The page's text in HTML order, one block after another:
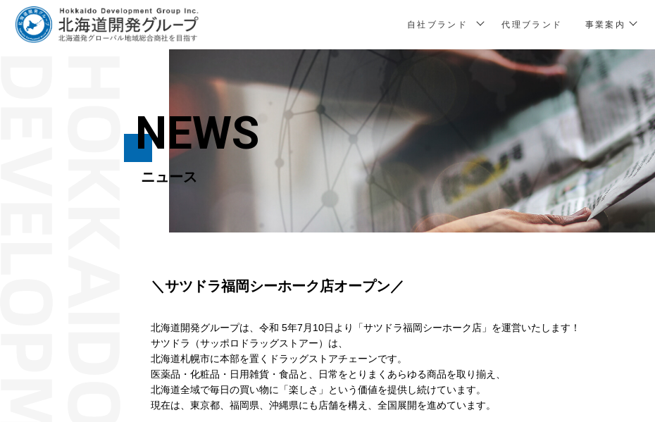
自社ブランド 代理ブランド 事業案内
NEWS
ニュース
＼サツドラ福岡シーホーク店オープン／
北海道開発グループは、令和 5年7月10日より「サツドラ福岡シーホーク店」を運営いたします！
サツドラ（サッポロドラッグストアー）は、
北海道札幌市に本部を置くドラッグストアチェーンです。
医薬品・化粧品・日用雑貨・食品と、日常をとりまくあらゆる商品を取り揃え、
北海道全域で毎日の買い物に「楽しさ」という価値を提供し続けています。
現在は、東京都、福岡県、沖縄県にも店舗を構え、全国展開を進めています。